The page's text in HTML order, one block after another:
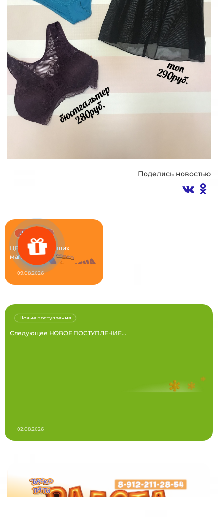
Поделись новостью
ЦЕНА ДНЯ в наших
магазинах...
ЦЕНА ДНЯ!
09.08.2026
Следующее НОВОЕ ПОСТУПЛЕНИЕ...
Новые поступления
02.08.2026